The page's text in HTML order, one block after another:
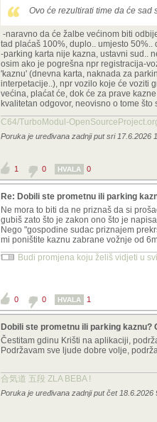
Ovo će rezultirati time da će
-naravno da će žalbe većinom biti
tad plaćaš 100%, duplo.. umjesto
-parking karta nije kazna, ustavni sud..
osim ako je pogrešna npr registracija-
'kaznu' (dnevna karta, naknada za
interpetacije..), npr vozilo koje će voziti
većina, plaćat će, dok će za prave
kvalitetan odgovor, neovisno o tome
C64/TurboModul-
Poruka je uređivana zadnji put sri 17.6.2026
1 0 HVALA 0
Re: Dobili ste prometnu ili parking
Ne mora to biti da ne priznaš da si
gubiš zato što je zakon ono što je
Nego "gospodine sudac priznajem
mi poništite kaznu zabrane vožnje od
Budi promjena koju želiš vidjeti u
0 0 HVALA 1
Dobili ste prometnu ili parking kaznu?
Čestitam gdinu Krišti na aplikaciji,
Podržavam sve ljude dobre volje,
合気道 五段 ZLA BEBA !
Poruka je uređivana zadnji put čet 18.6.2026